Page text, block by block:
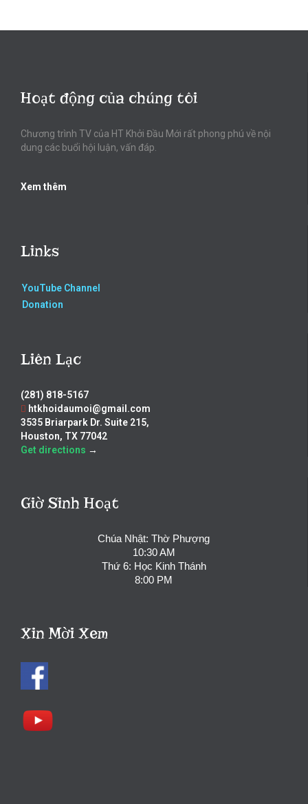
Hoạt động của chúng tôi
Chương trình TV của HT Khởi Đầu Mới rất phong phú về nội
dung các buổi hội luận, vấn đáp.
Xem thêm
Links
YouTube Channel
Donation
Liên Lạc
(281) 818-5167
htkhoidaumoi@gmail.com
3535 Briarpark Dr. Suite 215,
Houston, TX 77042
Get directions →
Giờ Sinh Hoạt
Chúa Nhật: Thờ Phượng
10:30 AM
Thứ 6: Học Kinh Thánh
8:00 PM
Xin Mời Xem